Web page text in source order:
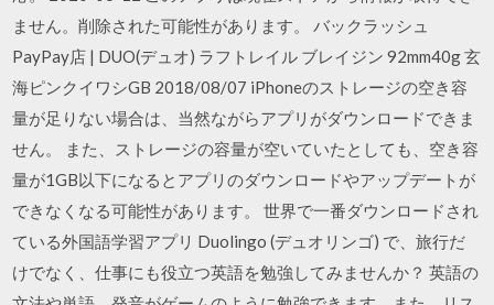
ません。削除された可能性があります。 バックラッシュ
PayPay店 | DUO(デュオ) ラフトレイル ブレイジン 92mm40g 玄
海ピンクイワシGB 2018/08/07 iPhoneのストレージの空き容
量が足りない場合は、当然ながらアプリがダウンロードできま
せん。 また、ストレージの容量が空いていたとしても、空き容
量が1GB以下になるとアプリのダウンロードやアップデートが
できなくなる可能性があります。 ‎世界で一番ダウンロードされ
ている外国語学習アプリ Duolingo (デュオリンゴ) で、旅行だ
けでなく、仕事にも役立つ英語を勉強してみませんか？ 英語の